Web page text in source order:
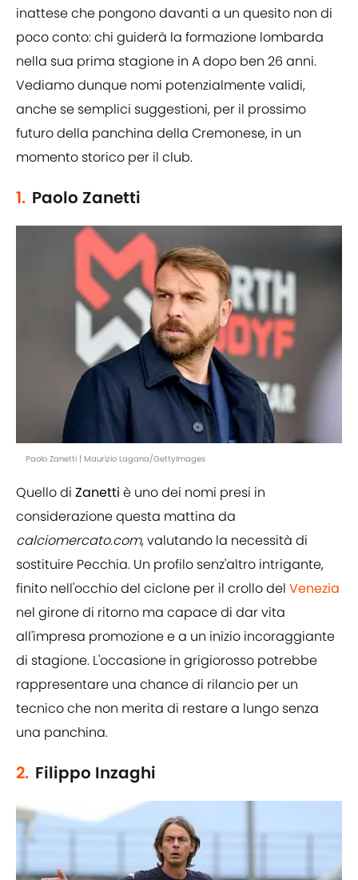
inattese che pongono davanti a un quesito non di
poco conto: chi guiderà la formazione lombarda
nella sua prima stagione in A dopo ben 26 anni.
Vediamo dunque nomi potenzialmente validi,
anche se semplici suggestioni, per il prossimo
futuro della panchina della Cremonese, in un
momento storico per il club.
1. Paolo Zanetti
Paolo Zanetti | Maurizio Lagana/GettyImages
Quello di Zanetti è uno dei nomi presi in
considerazione questa mattina da
calciomercato.com, valutando la necessità di
sostituire Pecchia. Un profilo senz'altro intrigante,
finito nell'occhio del ciclone per il crollo del Venezia
nel girone di ritorno ma capace di dar vita
all'impresa promozione e a un inizio incoraggiante
di stagione. L'occasione in grigiorosso potrebbe
rappresentare una chance di rilancio per un
tecnico che non merita di restare a lungo senza
una panchina.
2. Filippo Inzaghi